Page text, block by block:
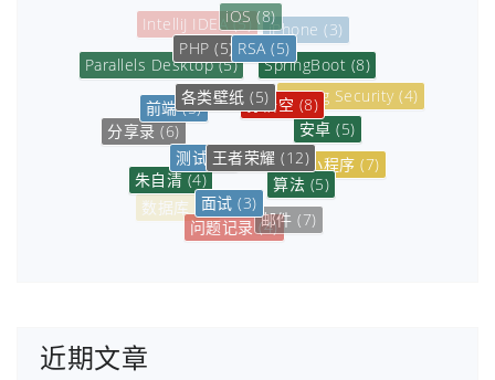
iOS (8)
iPhone (3)
Parallels Desktop(5)
PHP(5)RSA(5)
SpringBoot(8)
Spring Security(4)
分享录(6)
前端 (5)
各类壁纸(5)
孙悟空(8)
安卓(5)
小程序(7)
微信小程序
数据库 (6)
朱自清(4)
测试(3)
(12)
算法(5)
邮件(7)
问题记录(4)
面试(3)
近期文章